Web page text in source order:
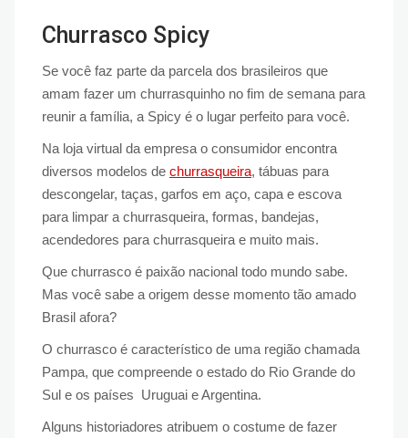
Churrasco Spicy
Se você faz parte da parcela dos brasileiros que
amam fazer um churrasquinho no fim de semana para
reunir a família, a Spicy é o lugar perfeito para você.
Na loja virtual da empresa o consumidor encontra
diversos modelos de churrasqueira, tábuas para
descongelar, taças, garfos em aço, capa e escova
para limpar a churrasqueira, formas, bandejas,
acendedores para churrasqueira e muito mais.
Que churrasco é paixão nacional todo mundo sabe.
Mas você sabe a origem desse momento tão amado
Brasil afora?
O churrasco é característico de uma região chamada
Pampa, que compreende o estado do Rio Grande do
Sul e os países Uruguai e Argentina.
Alguns historiadores atribuem o costume de fazer